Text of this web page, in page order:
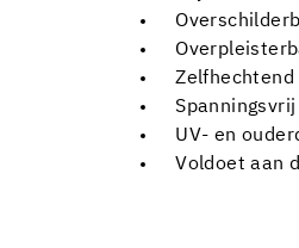
Zelfhechtend
UV- en
Voldoet aan